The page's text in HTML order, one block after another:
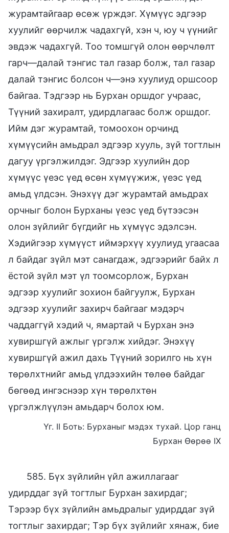
журамтайгаар өсөж үрждэг. Хүмүүс эдгээр
хуулийг өөрчилж чадахгүй, хэн ч, юу ч үүнийг
эвдэж чадахгүй. Тоо томшгүй олон өөрчлөлт
гарч—далай тэнгис тал газар болж, тал газар
далай тэнгис болсон ч—энэ хуулиуд оршсоор
байгаа. Тэдгээр нь Бурхан оршдог учраас,
Түүний захиралт, удирдлагаас болж оршдог.
Ийм дэг журамтай, томоохон орчинд
хүмүүсийн амьдрал эдгээр хууль, зүй тогтлын
дагуу үргэлжилдэг. Эдгээр хуулийн дор
хүмүүс үеэс үед өсөн хүмүүжиж, үеэс үед
амьд үлдсэн. Энэхүү дэг журамтай амьдрах
орчныг болон Бурханы үеэс үед бүтээсэн
олон зүйлийг бүгдийг нь хүмүүс эдэлсэн.
Хэдийгээр хүмүүст иймэрхүү хуулиуд угаасаа
л байдаг зүйл мэт санагдаж, эдгээрийг байх л
ёстой зүйл мэт үл тоомсорлож, Бурхан
эдгээр хуулийг зохион байгуулж, Бурхан
эдгээр хуулийг захирч байгааг мэдэрч
чаддаггүй хэдий ч, ямартай ч Бурхан энэ
хувиршгүй ажлыг үргэлж хийдэг. Энэхүү
хувиршгүй ажил дахь Түүний зорилго нь хүн
төрөлхтнийг амьд үлдээхийн төлөө байдаг
бөгөөд ингэснээр хүн төрөлхтөн
үргэлжлүүлэн амьдарч болох юм.
Үг. II Боть: Бурханыг мэдэх тухай. Цор ганц
Бурхан Өөрөө IX
585. Бүх зүйлийн үйл ажиллагааг
удирддаг зүй тогтлыг Бурхан захирдаг;
Тэрээр бүх зүйлийн амьдралыг удирддаг зүй
тогтлыг захирдаг; Тэр бүх зүйлийг хянаж, бие